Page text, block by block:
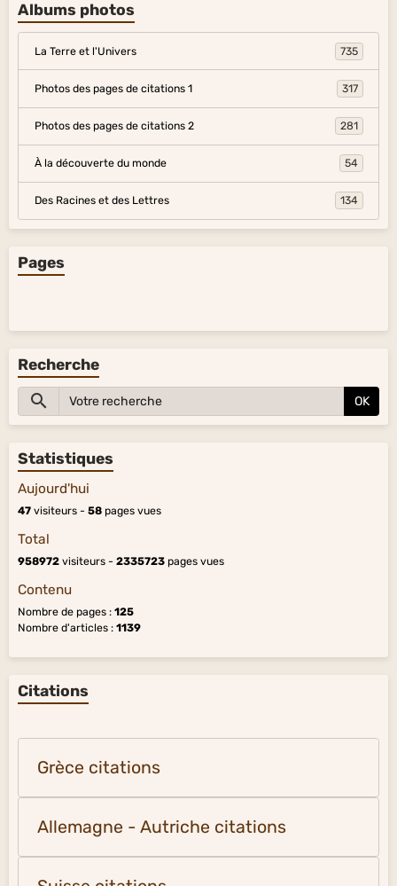
Albums photos
La Terre et l'Univers 735
Photos des pages de citations 1 317
Photos des pages de citations 2 281
À la découverte du monde 54
Des Racines et des Lettres 134
Pages
Recherche
OK
Statistiques
Aujourd'hui
47 visiteurs - 58 pages vues
Total
958972 visiteurs - 2335723 pages vues
Contenu
Nombre de pages : 125
Nombre d'articles : 1139
Citations
Grèce citations
Allemagne - Autriche citations